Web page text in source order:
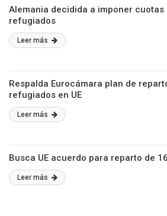
Alemania decidida a imponer
refugiados
Leer más
Respalda Eurocámara plan de
refugiados en UE
Leer más
Busca UE acuerdo para reparto de
Leer más